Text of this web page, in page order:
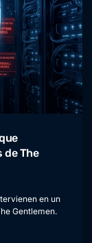
de The
en un
Gentlemen.